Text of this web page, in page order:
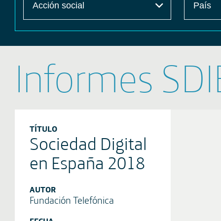
Informes
TÍTULO
Sociedad Digital
en España 2018
AUTOR
Fundación Telefónica